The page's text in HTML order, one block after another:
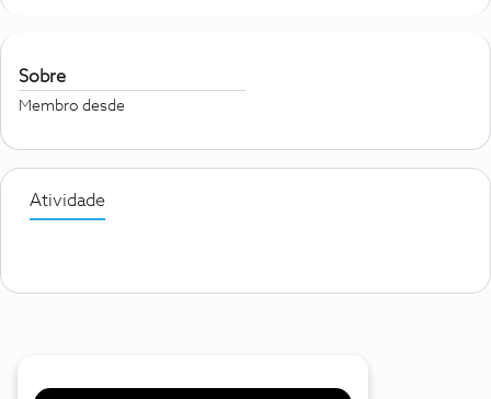
Sobre
Membro desde
Atividade